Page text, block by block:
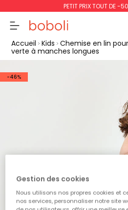
PETIT PRIX TOUT DE -
Accueil Kids Chemise en lin
verte à manches longues
-46%
Gestion des cookies
Nous utilisons nos propres cookies et
nos services, personnaliser notre site